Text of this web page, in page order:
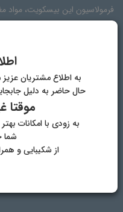
فرمولاسیون این بیسکویت، مواد
ترکیبات مشخصات
آرد گندم، روغن نباتی هیدروژنه
به اطلاع مشتریان
حال حاضر به دلیل
موقتا
به زودی با امکانات
شما
از شکیبایی و